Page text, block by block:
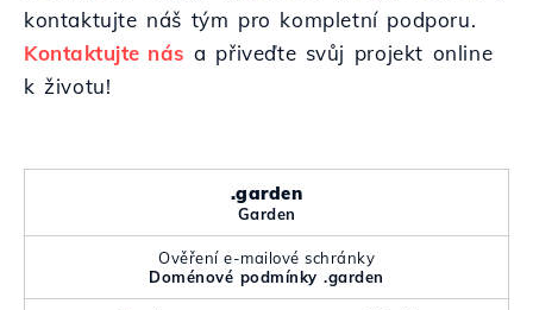
kontaktujte náš tým pro kompletní podporu.
Kontaktujte nás a přiveďte svůj projekt online
k životu!
.garden
Garden
Ověření e-mailové schránky
Doménové podmínky .garden